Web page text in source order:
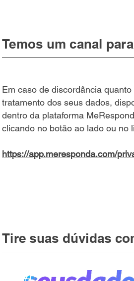
Temos um canal
Em caso de discordância
tratamento dos seus dados,
dentro da plataforma
clicando no botão ao lado ou no
https://app.meresponda.com/
Tire suas dúvidas